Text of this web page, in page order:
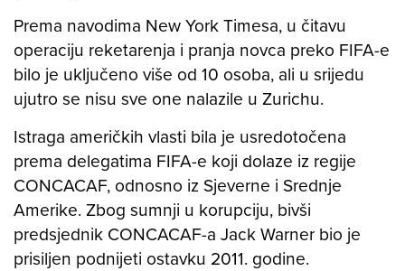
Prema navodima New York Timesa, u čitavu
operaciju reketarenja i pranja novca preko FIFA-e
bilo je uključeno više od 10 osoba, ali u srijedu
ujutro se nisu sve one nalazile u Zurichu.
Istraga američkih vlasti bila je usredotočena
prema delegatima FIFA-e koji dolaze iz regije
CONCACAF, odnosno iz Sjeverne i Srednje
Amerike. Zbog sumnji u korupciju, bivši
predsjednik CONCACAF-a Jack Warner bio je
prisiljen podnijeti ostavku 2011. godine.